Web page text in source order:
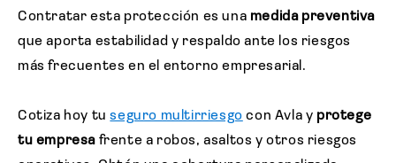
Contratar esta protección es una medida preventiva
que aporta estabilidad y respaldo ante los riesgos
más frecuentes en el entorno empresarial.
Cotiza hoy tuseguro multirriesgo con Avla y protege
tu empresa frente a robos, asaltos y otros riesgos